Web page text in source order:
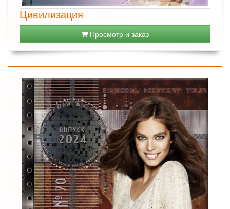
Цивилизация
Просмотр и заказ